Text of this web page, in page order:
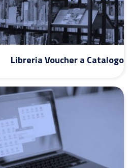
Libreria Voucher a Catalogo